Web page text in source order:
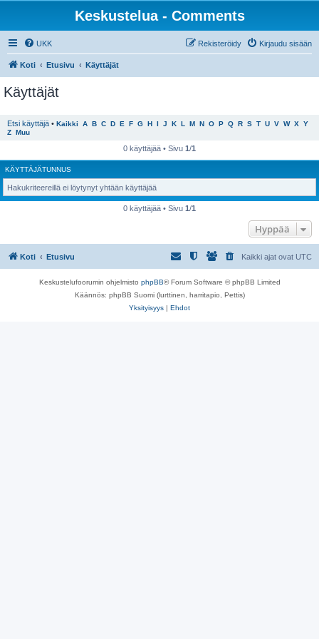
Keskustelua - Comments
UKK Kirjaudu sisään
Rekisteröidy
Koti Etusivu Käyttäjät
Käyttäjät
Etsi käyttäjä • Kaikki A B C D E F G H I J K L M N O P Q R S T U V W X Y
Z Muu
0 käyttäjää • Sivu 1/1
KÄYTTÄJÄTUNNUS
Hakukriteereillä ei löytynyt yhtään käyttäjää
0 käyttäjää • Sivu 1/1
Hyppää
Koti Etusivu Kaikki ajat ovat UTC
Keskustelufoorumin ohjelmisto phpBB® Forum Software © phpBB Limited
Käännös: phpBB Suomi (lurttinen, harritapio, Pettis)
Yksityisyys | Ehdot